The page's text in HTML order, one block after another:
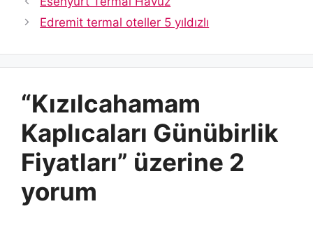
Edremit termal oteller 5 yıldızlı
“Kızılcahamam
Kaplıcaları Günübirlik
Fiyatları” üzerine 2
yorum